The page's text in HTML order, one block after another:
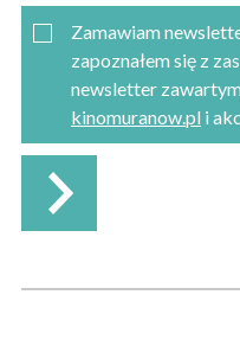
Zamawiam
zapoznałem się z
newsletter
kinomuranow.pl i